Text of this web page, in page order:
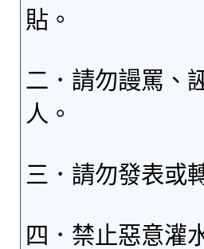
貼。
二．請勿謾罵、
人。
三．請勿發表或
四．禁止惡意灌